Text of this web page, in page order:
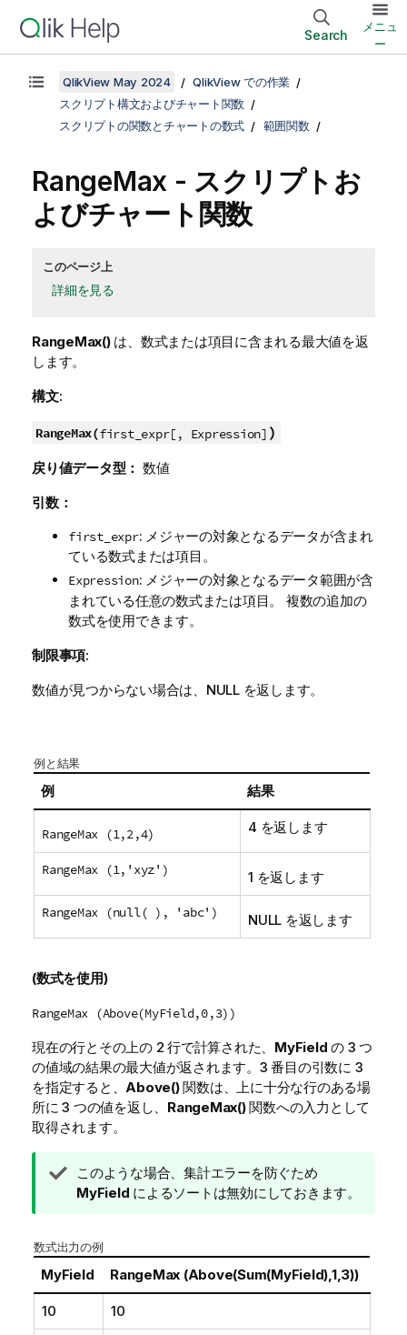
Search
メニュ
ー
QlikView May 2024
QlikView での作業
スクリプト構文およびチャート関数
スクリプトの関数とチャートの数式
範囲関数
RangeMax - スクリプトお
よびチャート関数
このページ上
詳細を見る
RangeMax()は、数式または項目に含まれる最大値を返
します。
構文:
RangeMax(first_expr[, Expression] )
戻り値データ型： 数値
引数：
first_expr: メジャーの対象となるデータが含まれ
ている数式または項目。
Expression: メジャーの対象となるデータ範囲が含
まれている任意の数式または項目。 複数の追加の
数式を使用できます。
制限事項:
数値が見つからない場合は、 NULLを返します。
例と結果
例 結果
RangeMax (1,2,4) 4 を返します
RangeMax (1,'xyz') 1 を返します
RangeMax (null( ), 'abc') NULL を返します
(数式を使用)
RangeMax (Above(MyField,0,3))
現在の行とその上の 2 行で計算された、 MyField の 3 つ
の値域の結果の最大値が返されます。3 番目の引数に 3
を指定すると、Above()関数は、上に十分な行のある場
所に 3 つの値を返し、 RangeMax()関数への入力として
取得されます。
ヒ
ン
モ
このような場合、集計エラーを防ぐため
MyField によるソートは無効にしておきます。
数式出力の例
MyField RangeMax (Above(Sum(MyField),1,3))
10 10